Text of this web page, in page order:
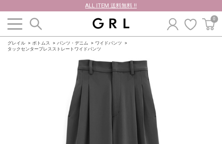
ALL ITEM 送料無料 !!
0
グレイル ボトムス パンツ・デニム
ワイドパンツ
タックセンタープレスストレートワイドパンツ